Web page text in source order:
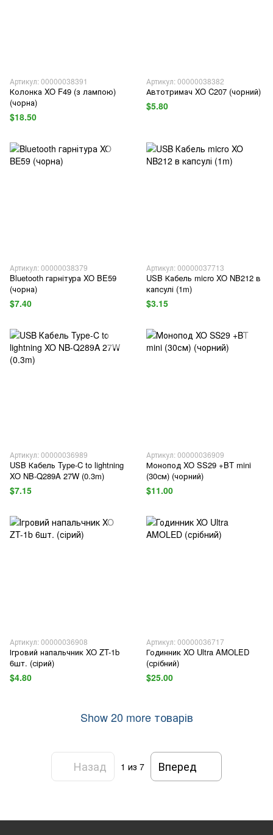
Артикул: 00000038391
Колонка XO F49 (з лампою)
(чорна)
$18.50
Артикул: 00000038382
Автотримач XO C207 (чорний)
$5.80
Артикул: 00000038379
Bluetooth гарнітура XO BE59
(чорна)
$7.40
Артикул: 00000037713
USB Кабель micro XO NB212 в
капсулі (1m)
$3.15
Артикул: 00000036989
USB Кабель Type-C to lightning
XO NB-Q289A 27W (0.3m)
$7.15
Артикул: 00000036909
Монопод XO SS29 +BT mini
(30см) (чорний)
$11.00
Артикул: 00000036908
Ігровий напальчник XO ZT-1b
6шт. (сірий)
$4.80
Артикул: 00000036717
Годинник XO Ultra AMOLED
(срібний)
$25.00
Show 20 more товарів
Назад 1 из 7 Вперед